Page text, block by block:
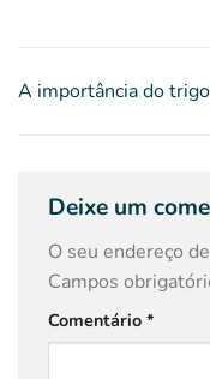
A importância do trigo
Deixe um
O seu endereço
Campos
Comentário *